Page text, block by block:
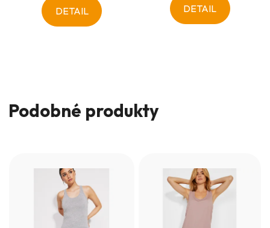
DETAIL DETAIL
Podobné produkty